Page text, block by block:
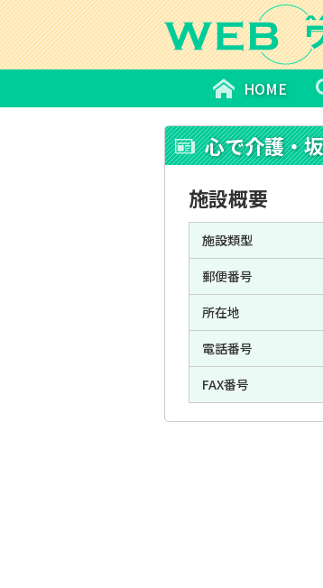
HOME
心で介護・
施設概要
施設類型
郵便番号
所在地
電話番号
FAX番号